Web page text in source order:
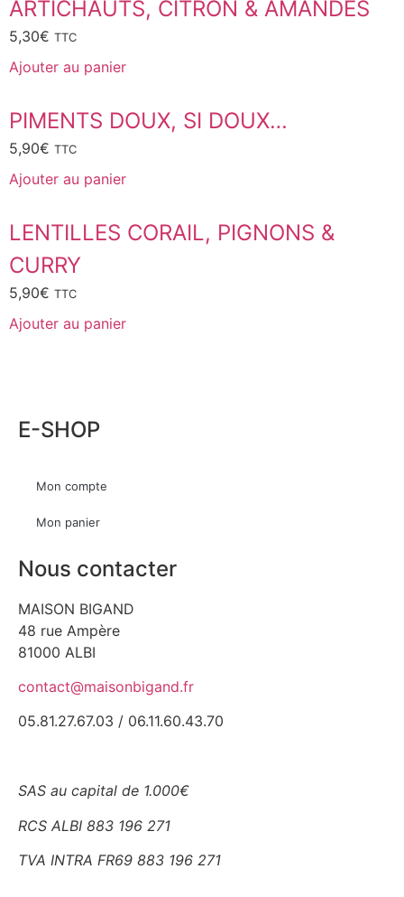
ARTICHAUTS, CITRON & AMANDES
5,30€ TTC
Ajouter au panier
PIMENTS DOUX, SI DOUX…
5,90€ TTC
Ajouter au panier
LENTILLES CORAIL, PIGNONS &
CURRY
5,90€ TTC
Ajouter au panier
E-SHOP
Mon compte
Mon panier
Nous contacter
MAISON BIGAND
48 rue Ampère
81000 ALBI
contact@maisonbigand.fr
05.81.27.67.03 / 06.11.60.43.70
SAS au capital de 1.000€
RCS ALBI 883 196 271
TVA INTRA FR69 883 196 271